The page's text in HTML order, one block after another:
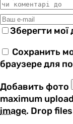
Зберегти мої
Сохранить
браузере для
Добавить фото
maximum
image. Drop